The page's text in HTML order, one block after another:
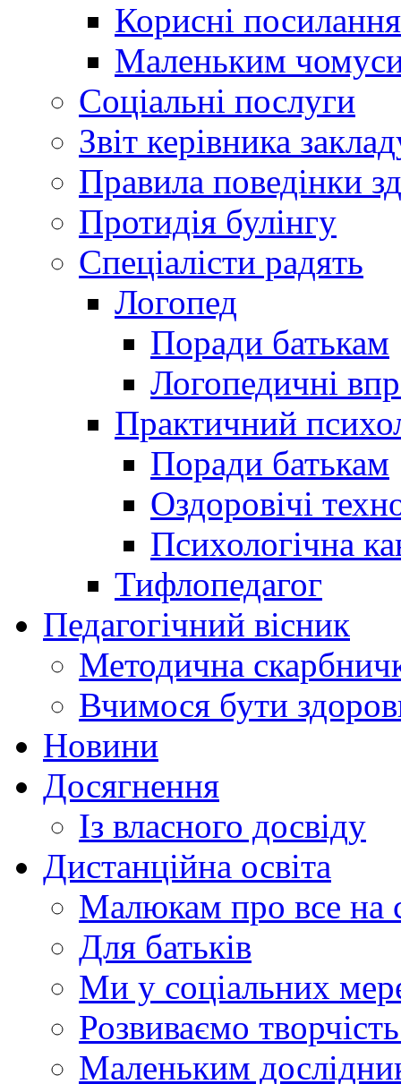
Корисні посилання
Маленьким
Соціальні послуги
Звіт керівника
Правила поведінки
Протидія булінгу
Спеціалісти радять
Логопед
Поради батькам
Логопедичні
Практичний
Поради батькам
Оздоровічі
Психологічна
Тифлопедагог
Педагогічний вісник
Методична
Вчимося бути
Новини
Досягнення
Із власного досвіду
Дистанційна освіта
Малюкам про все на
Для батьків
Ми у соціальних
Розвиваємо
Маленьким